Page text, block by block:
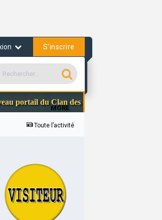
S’inscrire
MORE
du Clan des Officiers
Toute l’activité